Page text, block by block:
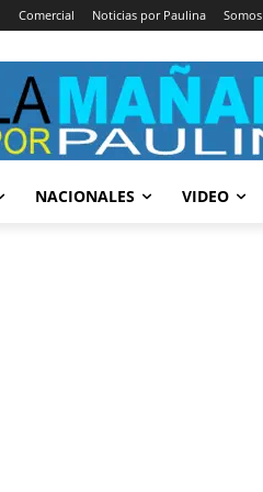
Comercial Noticias por Paulina Somos
NACIONALES VIDEO